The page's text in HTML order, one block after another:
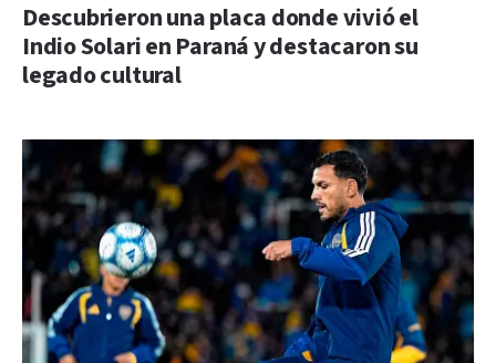
Descubrieron una placa donde vivió el
Indio Solari en Paraná y destacaron su
legado cultural